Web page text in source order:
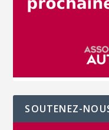
SOUTENEZ-